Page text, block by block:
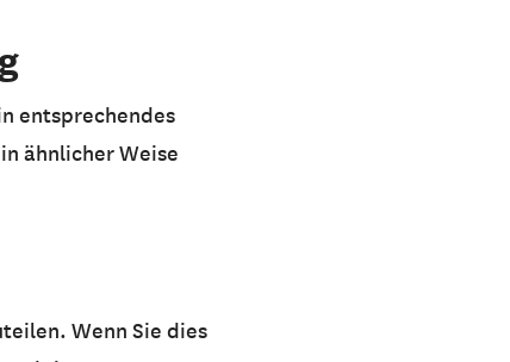
entsprechendes
ähnlicher Weise
Wenn Sie dies